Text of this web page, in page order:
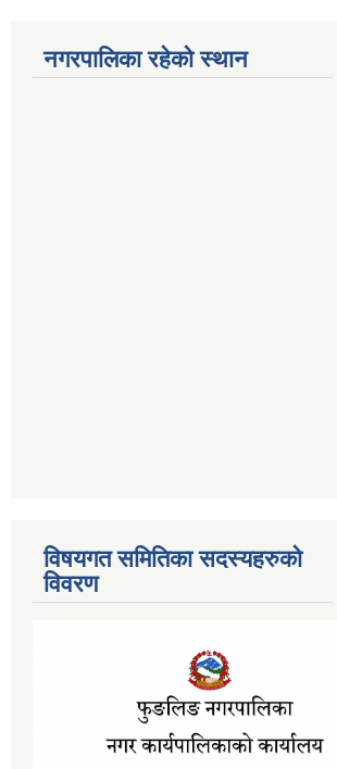
नगरपालिका रहेको स्थान
विषयगत समितिका सदस्यहरुको
विवरण